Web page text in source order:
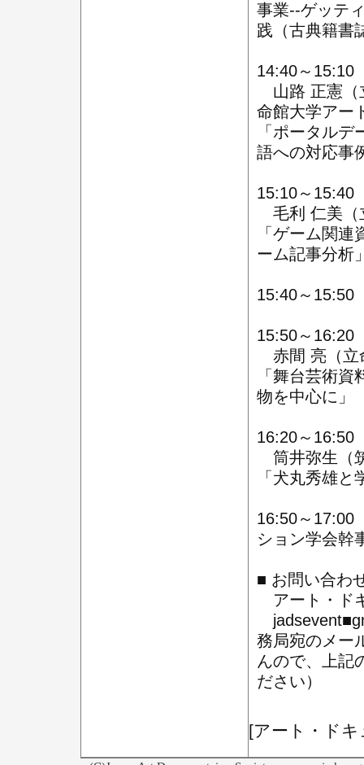
事業--ゲッテ
践（古典籍書
14:40～
山路 正憲（
命館大学アー
「ポータル
語への対応事
15:10～
毛利 仁美（
「ゲーム関
ーム記事分析
15:40～
15:50～
赤間 亮（立
「舞台芸術
物を中心に」
16:20～
筒井弥生（
「犬丸秀雄
16:50～
ション学会幹
■ お問い合わ
アート・ド
務局宛のメー
んので、上記
ださい）
[アート・ド